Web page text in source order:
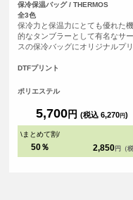
保冷保温バッグ / THERMOS
全3色
保冷力と保温力にとても優れた
的なタンブラーとして有名なサ
スの保冷バッグにオリジナルプリ
バッグ7L（RFF-007）は、500ml
で、マチが広めで幅の広いお弁当
ットできるメッシュポケットが付
ています。大容量サイズで沢山持
運びできます。
DTFプリント
ポリエステル
5,700円 (税込 6,270円)
\まとめて割/
50％ 2,850 円（